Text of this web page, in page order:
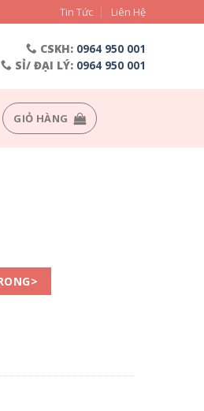
Tin Tức Liên Hệ
CSKH: 0964 950 001
SỈ/ ĐẠI LÝ: 0964 950 001
GIỎ HÀNG